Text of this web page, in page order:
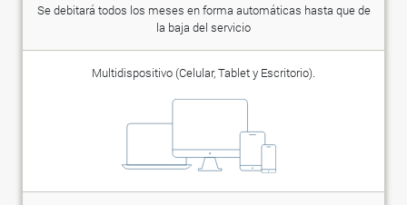
Se debitará todos los meses en forma automáticas hasta que de
la baja del servicio
Multidispositivo (Celular, Tablet y Escritorio).